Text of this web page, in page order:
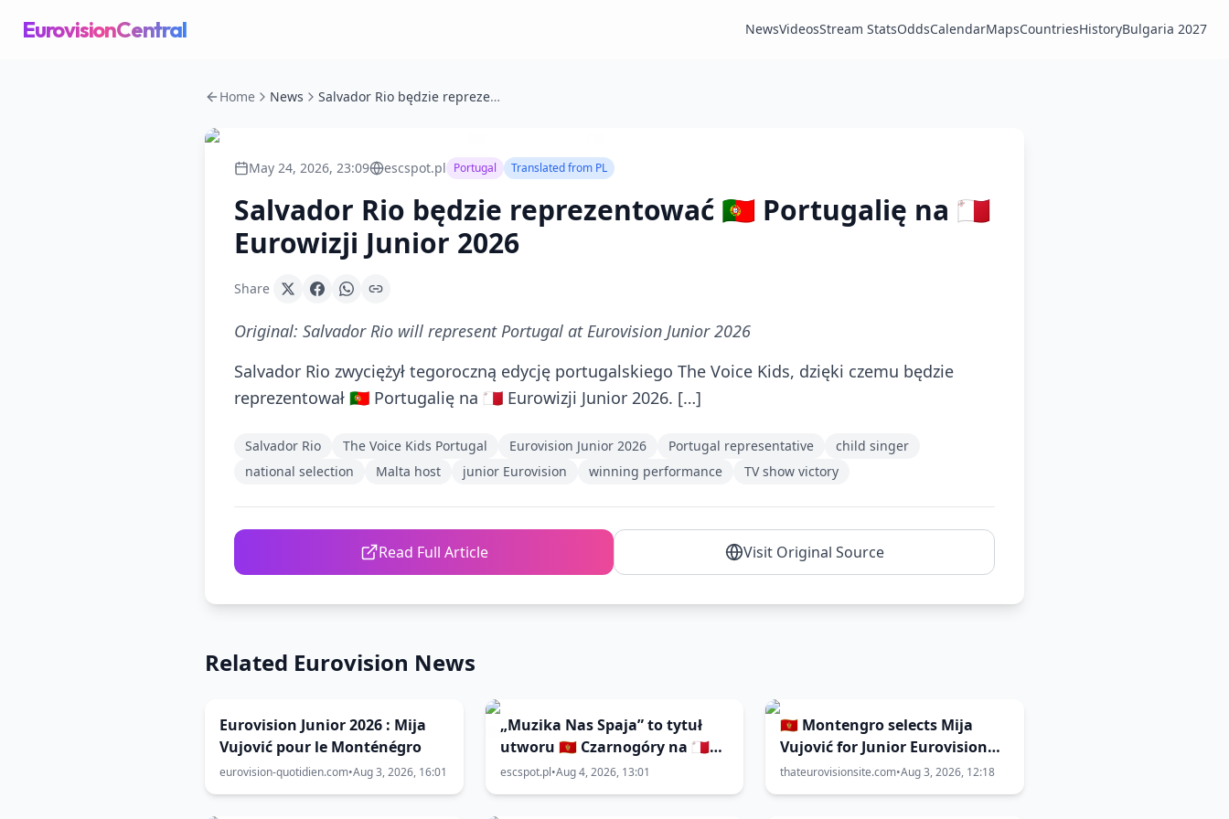
EurovisionCentral NewsVideosStream StatsOddsCalendarMapsCountriesHistoryBulgaria 2027
Home News Salvador Rio będzie reprezentować 🇵🇹 Portugalię na 🇲🇹 Eurowizji Junior 2026
May 24, 2026, 23:09 escspot.pl Portugal Translated from PL
Salvador Rio będzie reprezentować 🇵🇹 Portugalię na 🇲🇹
Eurowizji Junior 2026
Share
Original: Salvador Rio will represent Portugal at Eurovision Junior 2026
Salvador Rio zwyciężył tegoroczną edycję portugalskiego The Voice Kids, dzięki czemu będzie
reprezentował 🇵🇹 Portugalię na 🇲🇹 Eurowizji Junior 2026. […]
Salvador Rio The Voice Kids Portugal Eurovision Junior 2026 Portugal representative
child singer
national selection
Malta host junior Eurovision winning performance TV show victory
Read Full Article Visit Original Source
Related Eurovision News
Eurovision Junior 2026 : Mija
Vujović pour le Monténégro
eurovision-quotidien.com•Aug 3, 2026, 16:01
„Muzika Nas Spaja” to tytuł
utworu 🇲🇪 Czarnogóry na 🇲🇹
Eurowizję Junior 2026
escspot.pl•Aug 4, 2026, 13:01
🇲🇪 Montengro selects Mija
Vujović for Junior Eurovision
2026
thateurovisionsite.com•Aug 3, 2026, 12:18